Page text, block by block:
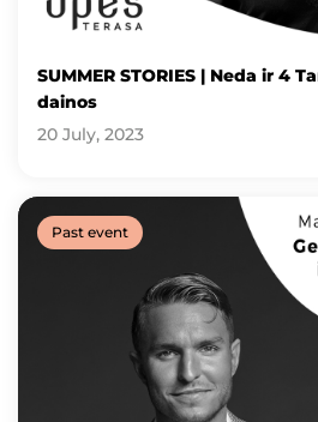
SUMMER STORIES | Neda ir 4
dainos
20 July, 2023
Past event